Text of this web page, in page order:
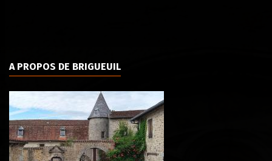
A PROPOS DE BRIGUEUIL